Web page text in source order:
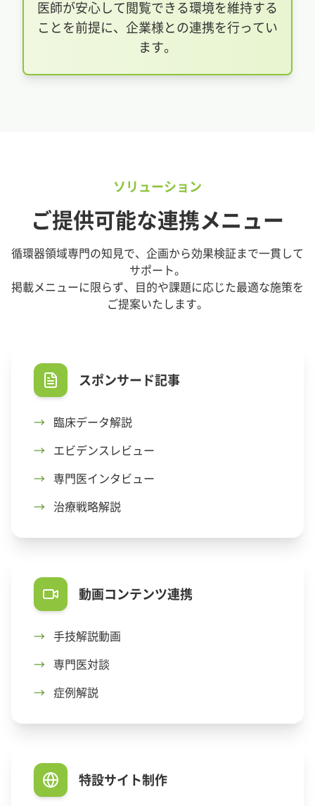
医師が安心して閲覧できる環境を維持する
ことを前提に、企業様との連携を行ってい
ます。
ソリューション
ご提供可能な連携メニュー
循環器領域専門の知見で、企画から効果検証まで一貫して
サポート。
掲載メニューに限らず、目的や課題に応じた最適な施策を
ご提案いたします。
スポンサード記事
→ 臨床データ解説
→ エビデンスレビュー
→ 専門医インタビュー
→ 治療戦略解説
動画コンテンツ連携
→ 手技解説動画
→ 専門医対談
→ 症例解説
特設サイト制作